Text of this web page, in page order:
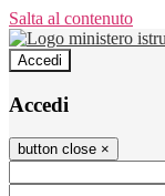
Salta al contenuto
Accedi
Accedi
button close ×